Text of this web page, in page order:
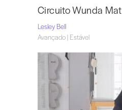
Circuito Wunda Mat
Lesley Bell
Avançado | Estável